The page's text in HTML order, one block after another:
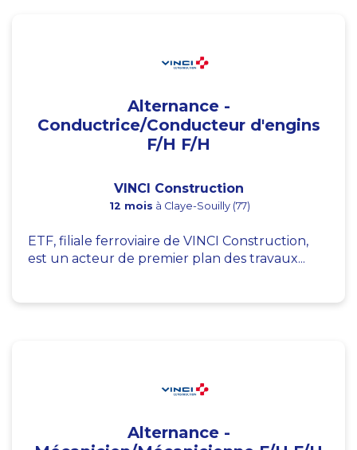
Alternance -
Conductrice/Conducteur d'engins
F/H F/H
VINCI Construction
12 mois à Claye-Souilly (77)
ETF, filiale ferroviaire de VINCI Construction,
est un acteur de premier plan des travaux...
Alternance -